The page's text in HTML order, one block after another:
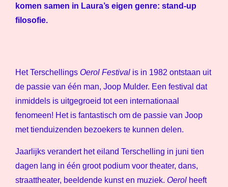
komen samen in Laura’s eigen genre: stand-up
filosofie.
Het Terschellings Oerol Festival is in 1982 ontstaan uit
de passie van één man, Joop Mulder. Een festival dat
inmiddels is uitgegroeid tot een internationaal
fenomeen! Het is fantastisch om de passie van Joop
met tienduizenden bezoekers te kunnen delen.
Jaarlijks verandert het eiland Terschelling in juni tien
dagen lang in één groot podium voor theater, dans,
straattheater, beeldende kunst en muziek. Oerol heeft